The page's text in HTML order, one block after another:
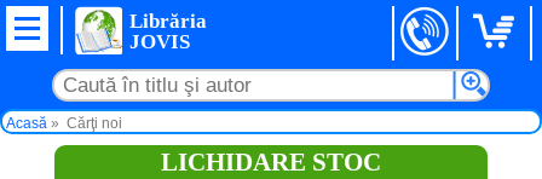
Librăria
JOVIS
Acasă Cărţi noi
LICHIDARE STOC